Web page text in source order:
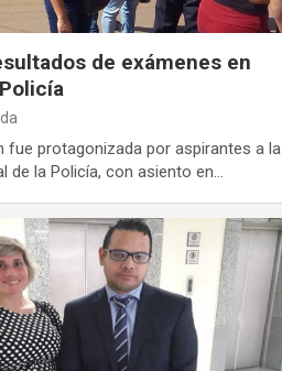
de exámenes en
fue protagonizada por aspirantes a la
de la Policía, con asiento en…